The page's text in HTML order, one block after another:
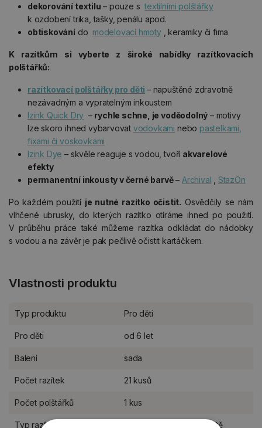
dekorování textilu – pouze stextilními polštářky
k ozdobení trika, tašky, penálu apod.
obtiskovánído modelovací hmoty, keramiky či fima
K razítkům si vyberte z široké nabídky razítkovacích
polštářků:
razítkovací polštářky pro děti – napuštěné zdravotně
nezávadným a vypratelným inkoustem
Izink Quick Dry – rychle schne, je voděodolný – motivy
lze skoro ihned vybarvovat vodovkami nebo pastelkami,
fixami či voskovkami
Izink Dye – skvěle reaguje s vodou, tvoří akvarelové
efekty
permanentní inkousty v černé barvě– Archival StazOn
Po každém použití je nutné razítko očistit. Osvědčily se nám
vlhčené ubrusky, do kterých razítko otíráme ihned po použití.
V průběhu práce také můžeme razítka odkládat do nádobky
s vodou a na závěr je pak pečlivě očistit kartáčkem.
Vlastnosti produktu
Typ produktu Pro děti
Pro děti od 6 let
Balení sada
Počet razítek 21 kusů
Počet polštářků 1 kus
Typ razítka gumové na pěnové hmotě